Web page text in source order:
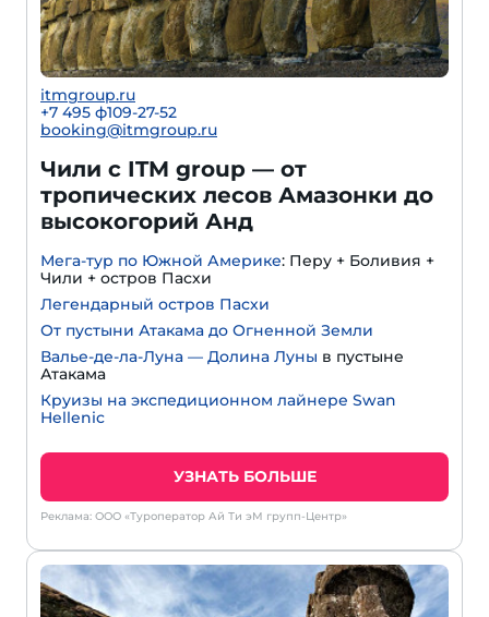
itmgroup.ru
+7 495 ф109-27-52
booking@itmgroup.ru
Чили с ITM group — от
тропических лесов Амазонки до
высокогорий Анд
Мега-тур по Южной Америке: Перу + Боливия +
Чили + остров Пасхи
Легендарный остров Пасхи
От пустыни Атакама до Огненной Земли
Валье-де-ла-Луна — Долина Луны в пустыне
Атакама
Круизы на экспедиционном лайнере Swan
Hellenic
УЗНАТЬ БОЛЬШЕ
Реклама: ООО «Туроператор Ай Ти эМ групп-Центр»